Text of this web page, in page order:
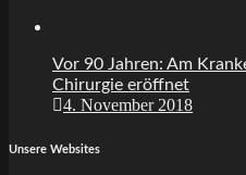
Vor 90 Jahren: Am
Chirurgie eröffnet
4. November 2018
Unsere Websites